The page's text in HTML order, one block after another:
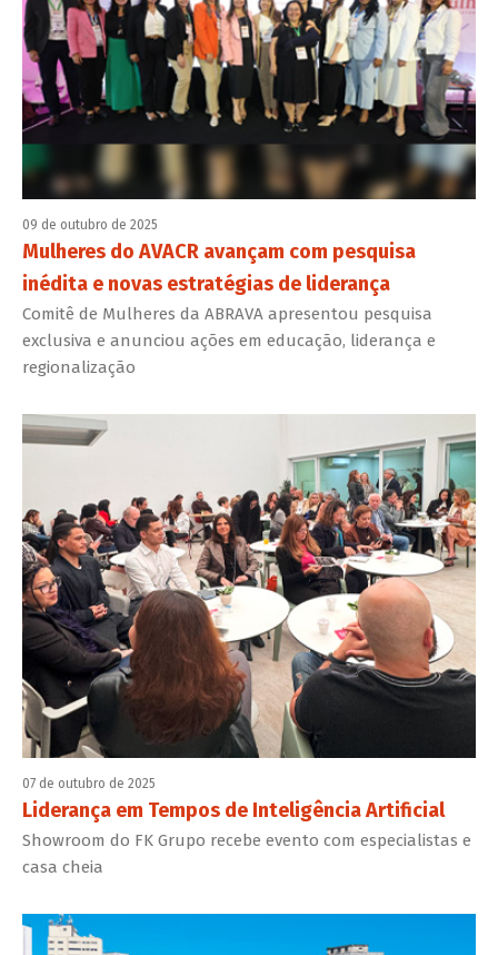
09 de outubro de 2025
Mulheres do AVACR avançam com pesquisa
inédita e novas estratégias de liderança
Comitê de Mulheres da ABRAVA apresentou pesquisa
exclusiva e anunciou ações em educação, liderança e
regionalização
07 de outubro de 2025
Liderança em Tempos de Inteligência Artificial
Showroom do FK Grupo recebe evento com especialistas e
casa cheia